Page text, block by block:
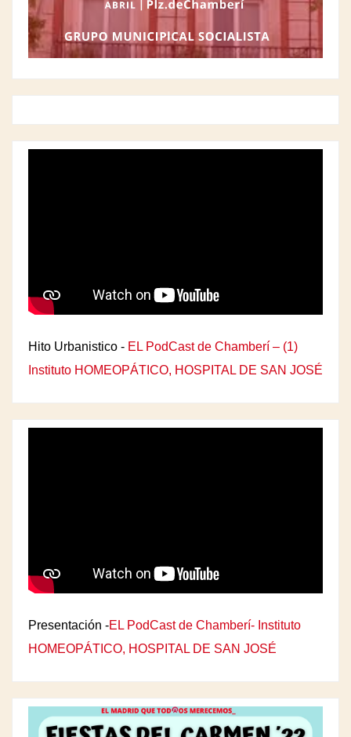
Hito Urbanistico - EL PodCast de Chamberí – (1)
Instituto HOMEOPÁTICO, HOSPITAL DE SAN JOSÉ
Presentación -EL PodCast de Chamberí- Instituto
HOMEOPÁTICO, HOSPITAL DE SAN JOSÉ